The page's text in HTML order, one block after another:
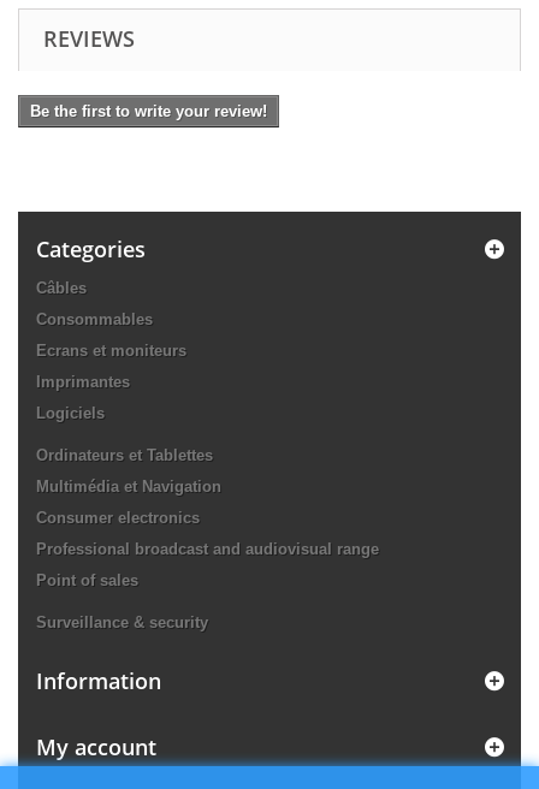
REVIEWS
Be the first to write your review!
Categories
Câbles
Consommables
Ecrans et moniteurs
Imprimantes
Logiciels
Ordinateurs et Tablettes
Multimédia et Navigation
Consumer electronics
Professional broadcast and audiovisual range
Point of sales
Surveillance & security
Information
My account